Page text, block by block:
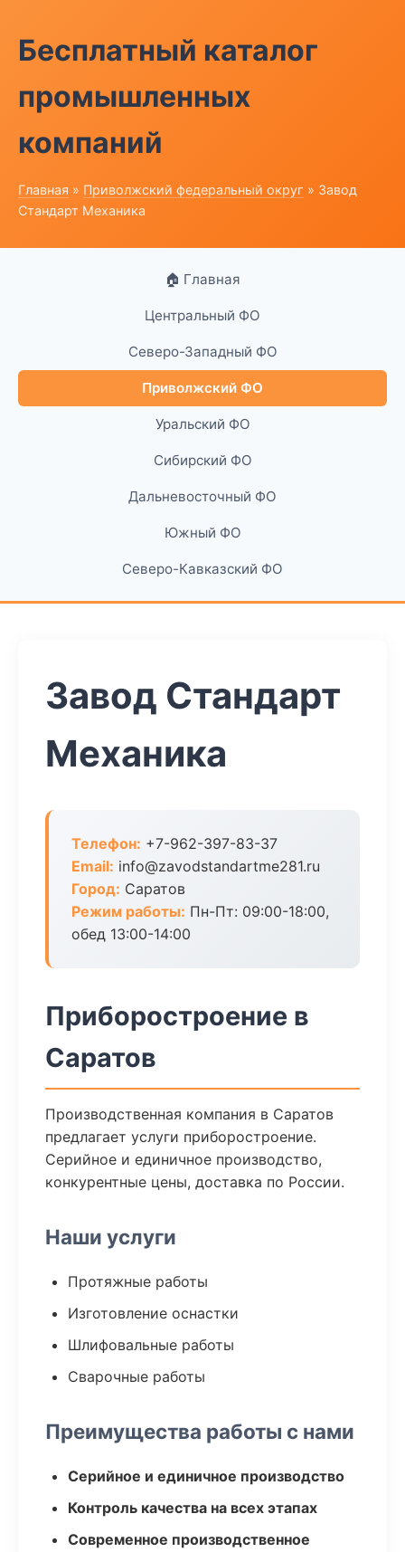
Бесплатный каталог
промышленных
компаний
Главная » Приволжский федеральный округ » Завод
Стандарт Механика
🏠 Главная
Центральный ФО
Северо-Западный ФО
Приволжский ФО
Уральский ФО
Сибирский ФО
Дальневосточный ФО
Южный ФО
Северо-Кавказский ФО
Завод Стандарт
Механика
Телефон: +7-962-397-83-37
Email: info@zavodstandartme281.ru
Город: Саратов
Режим работы: Пн-Пт: 09:00-18:00,
обед 13:00-14:00
Приборостроение в
Саратов
Производственная компания в Саратов
предлагает услуги приборостроение.
Серийное и единичное производство,
конкурентные цены, доставка по России.
Наши услуги
Протяжные работы
Изготовление оснастки
Шлифовальные работы
Сварочные работы
Преимущества работы с нами
Серийное и единичное производство
Контроль качества на всех этапах
Современное производственное